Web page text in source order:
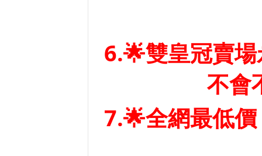
6.🌟雙皇冠賣
不會
7.🌟全網最低